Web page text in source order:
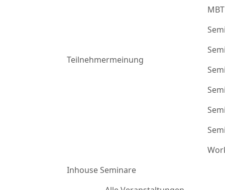
Teilnehmermeinung
Inhouse Seminare